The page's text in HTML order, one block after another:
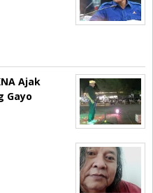
Ajak
Gayo